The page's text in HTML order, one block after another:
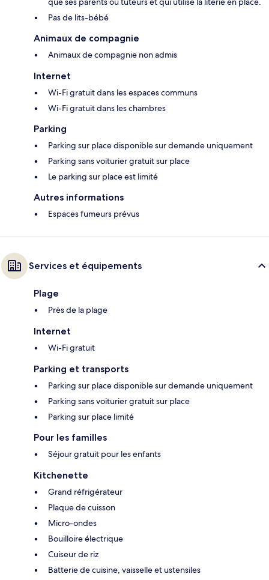
Pas de lits-bébé
Animaux de compagnie
Animaux de compagnie non admis
Internet
Wi-Fi gratuit dans les espaces communs
Wi-Fi gratuit dans les chambres
Parking
Parking sur place disponible sur demande uniquement
Parking sans voiturier gratuit sur place
Le parking sur place est limité
Autres informations
Espaces fumeurs prévus
Services et équipements
Plage
Près de la plage
Internet
Wi-Fi gratuit
Parking et transports
Parking sur place disponible sur demande uniquement
Parking sans voiturier gratuit sur place
Parking sur place limité
Pour les familles
Séjour gratuit pour les enfants
Kitchenette
Grand réfrigérateur
Plaque de cuisson
Micro-ondes
Bouilloire électrique
Cuiseur de riz
Batterie de cuisine, vaisselle et ustensiles